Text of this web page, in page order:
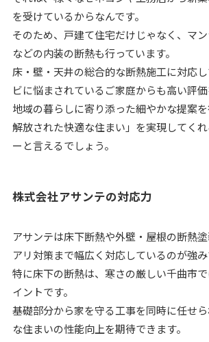
を受けているからなんです。
そのため、戸建て住宅だけじゃなく、マ
などの内装の断熱も行っています。
床・壁・天井の総合的な断熱施工に対応
ビに悩まされているご家庭からも高い評価
地域の暮らしに寄り添った細やかな提案
解放された快適な住まい」を実現してく
ーと言えるでしょう。
株式会社アサンテの対応力
アサンテは床下断熱や外壁・屋根の断熱
アリ対策まで幅広く対応しているのが強み
特に床下の断熱は、寒さの厳しい千曲市
イントです。
基礎部分から家を守る工事を同時に任せ
な住まいの性能向上を期待できます。